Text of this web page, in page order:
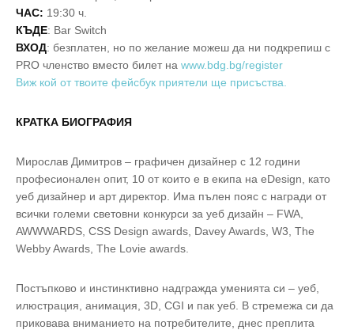
ЧАС: 19:30 ч.
КЪДЕ: Bar Switch
ВХОД: безплатен, но по желание можеш да ни подкрепиш с
PRO членство вместо билет на www.bdg.bg/register
Виж кой от твоите фейсбук приятели ще присъства.
КРАТКА БИОГРАФИЯ
Мирослав Димитров – графичен дизайнер с 12 години
професионален опит, 10 от които е в екипа на eDesign, като
уеб дизайнер и арт директор. Има пълен пояс с награди от
всички големи световни конкурси за уеб дизайн – FWA,
AWWWARDS, CSS Design awards, Davey Awards, W3, The
Webby Awards, The Lovie awards.
Постъпково и инстинктивно надгражда уменията си – уеб,
илюстрация, анимация, 3D, CGI и пак уеб. В стремежа си да
приковава вниманието на потребителите, днес преплита